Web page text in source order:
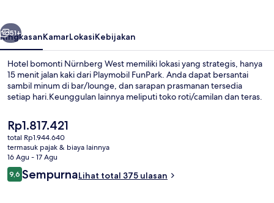
Berikutnya
51+
RingkasanKamarLokasiKebijakan
Hotel bomonti Nürnberg West memiliki lokasi yang strategis, hanya
15 menit jalan kaki dari Playmobil FunPark. Anda dapat bersantai
sambil minum di bar/lounge, dan sarapan prasmanan tersedia
setiap hari.Keunggulan lainnya meliputi toko roti/camilan dan teras.
Harga
saat
ini
Rp1.817.421
Rp1.817.421
total Rp1.944.640
termasuk pajak & biaya lainnya
16 Agu - 17 Agu
Ulasan
9,69,6 dari 10
SempurnaLihat total 375 ulasan